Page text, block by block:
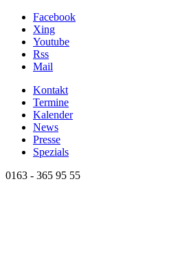
Facebook
Xing
Youtube
Rss
Mail
Kontakt
Termine
Kalender
News
Presse
Spezials
0163 - 365 95 55